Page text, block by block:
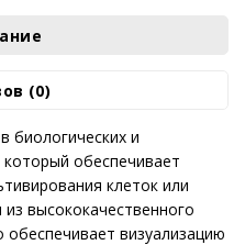
(0)
биологических и
обеспечивает
клеток или
высококачественного
визуализацию